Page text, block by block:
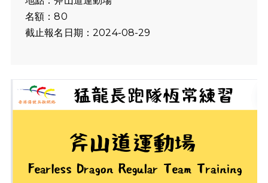
名額：80
截止報名日期：2024-08-29